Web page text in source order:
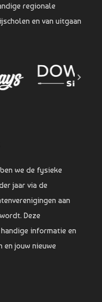
regionale
en van uitgaan
we de fysieke
jaar via de
aan
Deze
informatie en
jouw nieuwe